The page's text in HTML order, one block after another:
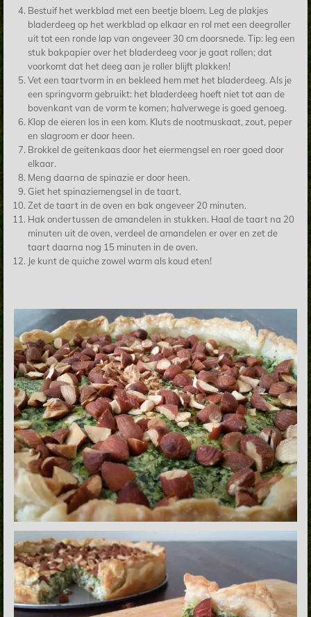
Bestuif het werkblad met een beetje bloem. Leg de plakjes
bladerdeeg op het werkblad op elkaar en rol met een deegroller
uit tot een ronde lap van ongeveer 30 cm doorsnede. Tip: leg een
stuk bakpapier over het bladerdeeg voor je gaat rollen; dat
voorkomt dat het deeg aan je roller blijft plakken!
Vet een taartvorm in en bekleed hem met het bladerdeeg. Als je
een springvorm gebruikt: het bladerdeeg hoeft niet tot aan de
bovenkant van de vorm te komen; halverwege is goed genoeg.
Klop de eieren los in een kom. Kluts de nootmuskaat, zout, peper
en slagroom er door heen.
Brokkel de geitenkaas door het eiermengsel en roer goed door
elkaar.
Meng daarna de spinazie er door heen.
Giet het spinaziemengsel in de taart.
Zet de taart in de oven en bak ongeveer 20 minuten.
Hak ondertussen de amandelen in stukken. Haal de taart na 20
minuten uit de oven, verdeel de amandelen er over en zet de
taart daarna nog 15 minuten in de oven.
Je kunt de quiche zowel warm als koud eten!